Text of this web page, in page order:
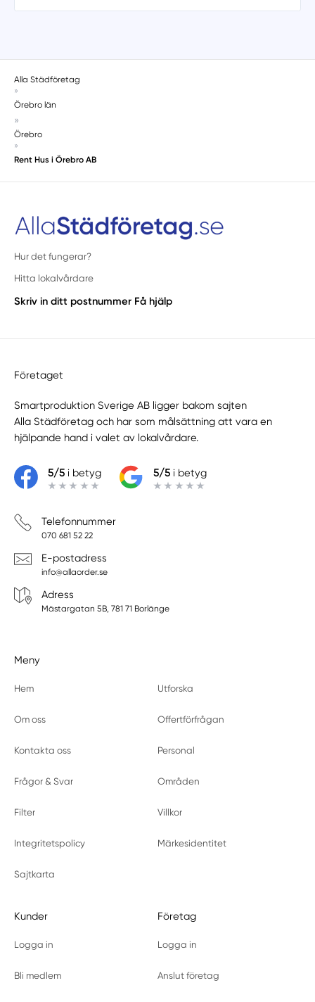
Alla Städföretag
»
Örebro län
»
Örebro
»
Rent Hus i Örebro AB
Hur det fungerar?
Hitta lokalvårdare
Skriv in ditt postnummer Få hjälp
Företaget
Smartproduktion Sverige AB ligger bakom sajten
Alla Städföretag och har som målsättning att vara en
hjälpande hand i valet av lokalvårdare.
5/5i betyg 5/5i betyg
Telefonnummer
070 681 52 22
E-postadress
info@allaorder.se
Adress
Mästargatan 5B, 781 71 Borlänge
Meny
Hem Utforska
Om oss Offertförfrågan
Kontakta oss Personal
Frågor & Svar Områden
Filter Villkor
Integritetspolicy Märkesidentitet
Sajtkarta
Kunder
Logga in
Bli medlem
Företag
Logga in
Anslut företag